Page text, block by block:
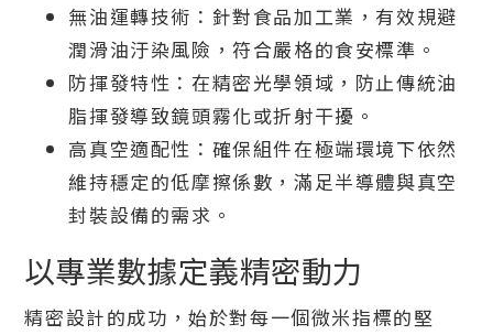
無油運轉技術：針對食品加工業，有效規避
潤滑油汙染風險，符合嚴格的食安標準。
防揮發特性：在精密光學領域，防止傳統油
脂揮發導致鏡頭霧化或折射干擾。
高真空適配性：確保組件在極端環境下依然
維持穩定的低摩擦係數，滿足半導體與真空
封裝設備的需求。
以專業數據定義精密動力
精密設計的成功，始於對每一個微米指標的堅